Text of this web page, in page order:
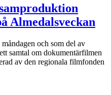
Almedalsveckan
och som del av
samtal om dokumentärfilmen
av den regionala filmfonden